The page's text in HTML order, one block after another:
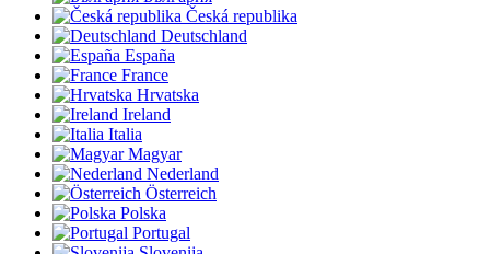
Česká republika
Deutschland
España
France
Hrvatska
Ireland
Italia
Magyar
Nederland
Österreich
Polska
Portugal